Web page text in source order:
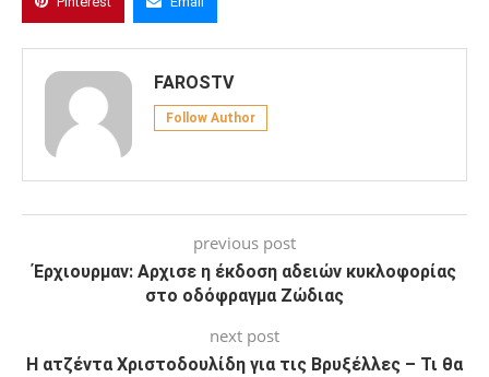
FAROSTV
Follow Author
previous post
Έρχιουρμαν: Αρχισε η έκδοση αδειών κυκλοφορίας
στο οδόφραγμα Ζώδιας
next post
Η ατζέντα Χριστοδουλίδη για τις Βρυξέλλες – Τι θα